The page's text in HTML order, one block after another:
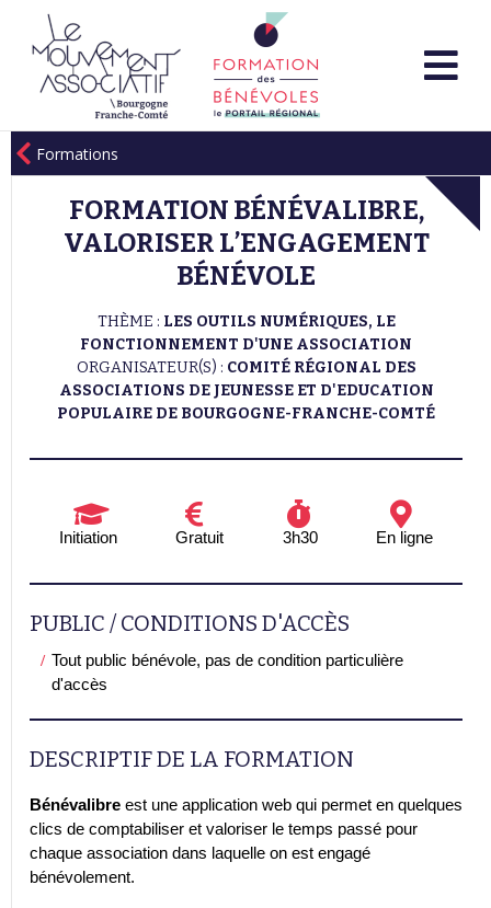
Formations
FORMATION BÉNÉVALIBRE,
VALORISER L’ENGAGEMENT
BÉNÉVOLE
THÈME : LES OUTILS NUMÉRIQUES, LE
FONCTIONNEMENT D'UNE ASSOCIATION
ORGANISATEUR(S) : COMITÉ RÉGIONAL DES
ASSOCIATIONS DE JEUNESSE ET D'EDUCATION
POPULAIRE DE BOURGOGNE-FRANCHE-COMTÉ
Initiation Gratuit 3h30 En ligne
PUBLIC / CONDITIONS D'ACCÈS
Tout public bénévole, pas de condition particulière
d'accès
DESCRIPTIF DE LA FORMATION
Bénévalibre est une application web qui permet en quelques
clics de comptabiliser et valoriser le temps passé pour
chaque association dans laquelle on est engagé
bénévolement.